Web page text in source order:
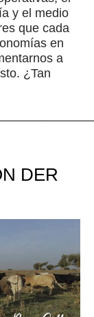
y el medio
que cada
en
a
¿Tan
DER